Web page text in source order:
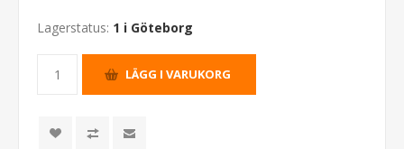
Lagerstatus: 1 i Göteborg